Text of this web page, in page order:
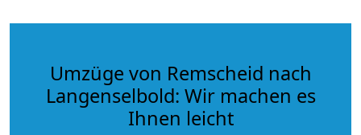
Umzüge von Remscheid nach
Langenselbold: Wir machen es
Ihnen leicht